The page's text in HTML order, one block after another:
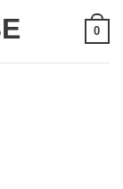
0